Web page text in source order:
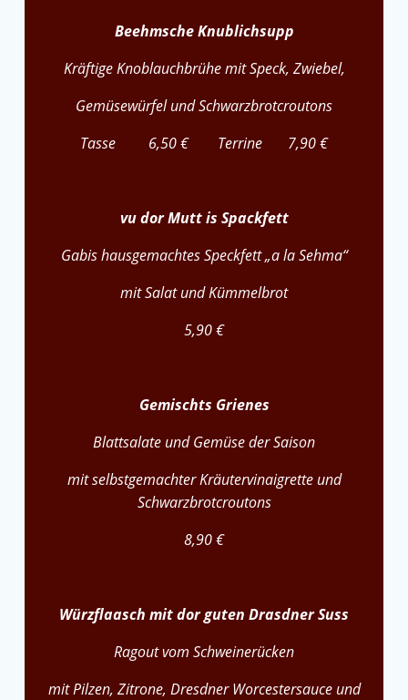
Beehmsche Knublichsupp
Kräftige Knoblauchbrühe mit Speck, Zwiebel,
Gemüsewürfel und Schwarzbrotcroutons
Tasse 6,50 € Terrine 7,90 €
vu dor Mutt is Spackfett
Gabis hausgemachtes Speckfett „a la Sehma“
mit Salat und Kümmelbrot
5,90 €
Gemischts Grienes
Blattsalate und Gemüse der Saison
mit selbstgemachter Kräutervinaigrette und
Schwarzbrotcroutons
8,90 €
Würzflaasch mit dor guten Drasdner Suss
Ragout vom Schweinerücken
mit Pilzen, Zitrone, Dresdner Worcestersauce und